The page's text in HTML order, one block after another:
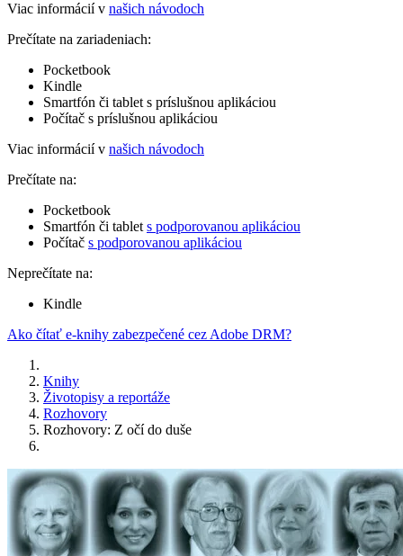
Viac informácií v našich návodoch
Prečítate na zariadeniach:
Pocketbook
Kindle
Smartfón či tablet s príslušnou aplikáciou
Počítač s príslušnou aplikáciou
Viac informácií v našich návodoch
Prečítate na:
Pocketbook
Smartfón či tablet s podporovanou aplikáciou
Počítač s podporovanou aplikáciou
Neprečítate na:
Kindle
Ako čítať e-knihy zabezpečené cez Adobe DRM?
Knihy
Životopisy a reportáže
Rozhovory
Rozhovory: Z očí do duše